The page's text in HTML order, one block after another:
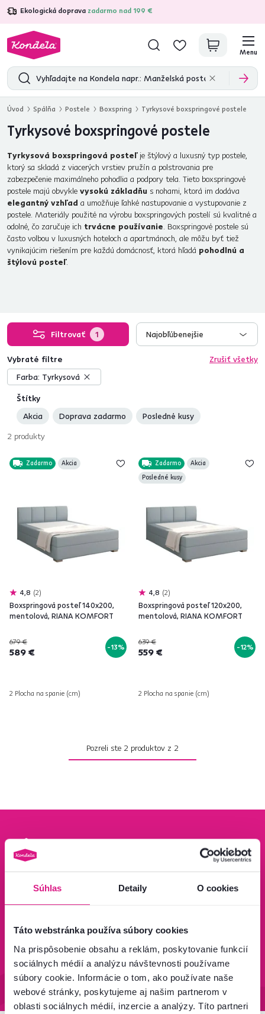
Súhlas Detaily O cookies
Táto webstránka používa súbory cookies
Na prispôsobenie obsahu a reklám, poskytovanie funkcií
sociálnych médií a analýzu návštevnosti používame
súbory cookie. Informácie o tom, ako používate naše
webové stránky, poskytujeme aj našim partnerom v
oblasti sociálnych médií, inzercie a analýzy. Títo partneri
Ekologická doprava zadarmo nad 199 €
4,7 31 157overených produktových recenzií
Menu
Úvod Spálňa Postele Boxspring Tyrkysové boxspringové postele
Tyrkysové boxspringové postele
Tyrkysová boxspringová posteľje štýlový a luxusný typ postele,
ktorý sa skladá z viacerých vrstiev pružín a polstrovania pre
zabezpečenie maximálneho pohodlia a podpory tela. Tieto boxspringové
postele majú obvykle vysokú základňu s nohami, ktorá im dodáva
elegantný vzhľad a umožňuje ľahké nastupovanie a vystupovanie z
postele. Materiály použité na výrobu boxspringových postelí sú kvalitné a
odolné, čo zaručuje ich trvácne používanie. Boxspringové postele sú
často volbou v luxusných hoteloch a apartmánoch, ale môžu byť tiež
vynikajúcim riešením pre každú domácnosť, ktorá hľadá pohodlnú a
štýlovú posteľ.
Filtrovať 1 Najobľúbenejšie
Štítky
Akcia
Doprava zadarmo Posledné kusy
Vybraté filtre
Zrušiť všetky
Farba: Tyrkysová
2 produkty
Zadarmo Akcia
4,8 2
Boxspringová posteľ 140x200,
mentolová, RIANA KOMFORT
679 €
589 € -13%
2 Plocha na spanie (cm)
Zadarmo
Akcia
Posledné kusy
4,8 2
Boxspringová posteľ 120x200,
mentolová, RIANA KOMFORT
639 €
559 € -12%
2 Plocha na spanie (cm)
Pozreli ste 2 produktov z 2
Zistiť viac
95 % tovaru na sklade
Zistiť viac
Vrátenie tovaru do 60 dní
Zistiť viac